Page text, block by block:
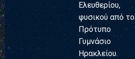
Ελευθερίου,
φυσικού από το
Πρότυπο
Γυμνάσιο
Ηρακλείου.